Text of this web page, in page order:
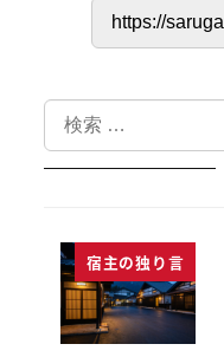
索
宿主の独り言